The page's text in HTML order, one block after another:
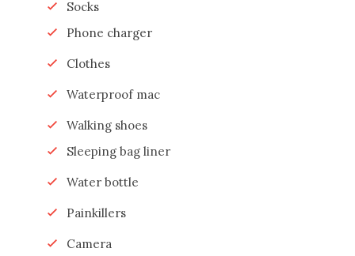
Socks
Phone charger
Clothes
Waterproof mac
Walking shoes
Sleeping bag liner
Water bottle
Painkillers
Camera